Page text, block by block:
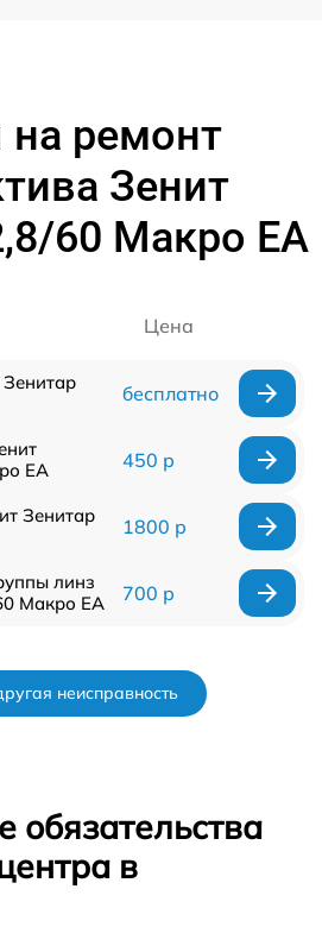
ремонт
Зенит
60 Макро ЕА
Цена
бесплатно
ЕА
450 р
Зенитар
1800 р
линз
Макро ЕА
700 р
неисправность
обязательства
в